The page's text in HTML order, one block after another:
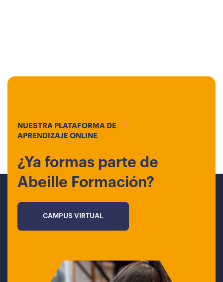
NUESTRA PLATAFORMA DE
APRENDIZAJE ONLINE
¿Ya formas parte de
Abeille Formación?
CAMPUS VIRTUAL